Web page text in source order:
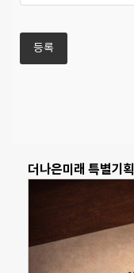
더나은미래 특별기획